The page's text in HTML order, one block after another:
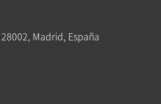
Madrid, España